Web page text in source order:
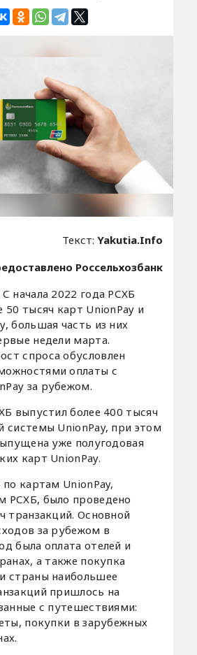
Текст:Yakutia.Info
Россельхозбанк
С начала 2022 года РСХБ
50 тысяч карт UnionPay и
большая часть из них
недели марта.
спроса обусловлен
оплаты с
за рубежом.
выпустил более 400 тысяч
системы UnionPay, при этом
уже полугодовая
карт UnionPay.
картам UnionPay,
РСХБ, было проведено
транзакций. Основной
за рубежом в
была оплата отелей и
а также покупка
страны наибольшее
пришлось на
с путешествиями:
покупки в зарубежных